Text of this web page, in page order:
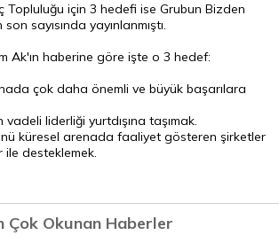
Topluluğu için 3 hedefi ise Grubun Bizden
sayısında yayınlanmıştı.
Ak'ın haberine göre işte o 3 hedef:
çok daha önemli ve büyük başarılara
liderliği yurtdışına taşımak.
küresel arenada faaliyet gösteren şirketler
desteklemek.
Çok Okunan Haberler